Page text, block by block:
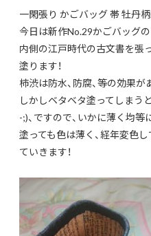
一閑張り かごバッグ 帯 牡丹柄
今日は新作No.29かごバッグの
内側の江戸時代の古文書を張
塗り ます！
柿渋は防水、防腐、等の効果が
しかしベタベタ塗ってしまう
-;)、ですので、いかに薄く均等
塗っても色は薄く、経年変色
ていきます！